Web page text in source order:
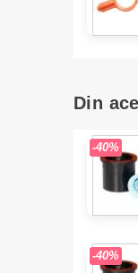
Din
-40%
-40%